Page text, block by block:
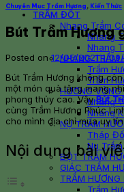
TRẦM ĐỐT
Nhang Trầm
Nhang
Nhang
NHANG TRẦM
Trầm
Trầm
HƯƠNG VÒNG
Nhang
Nhang
NỤ TRẦM
Tháp
Nụ
BỘT TRẦM
GIÁC TRẦM
TRẦM
Trầm
Chuyên Mục Trầm Hương Kiến Thức
Bút Trầm Hương
Posted on12/05/202111/
Bút Trầm Hương không
một món quà tặng mang
phong thủy cao. VậyBút
cùng Trầm Hương Phúc
cho mình địa chỉ mua uy
Nội dung bài